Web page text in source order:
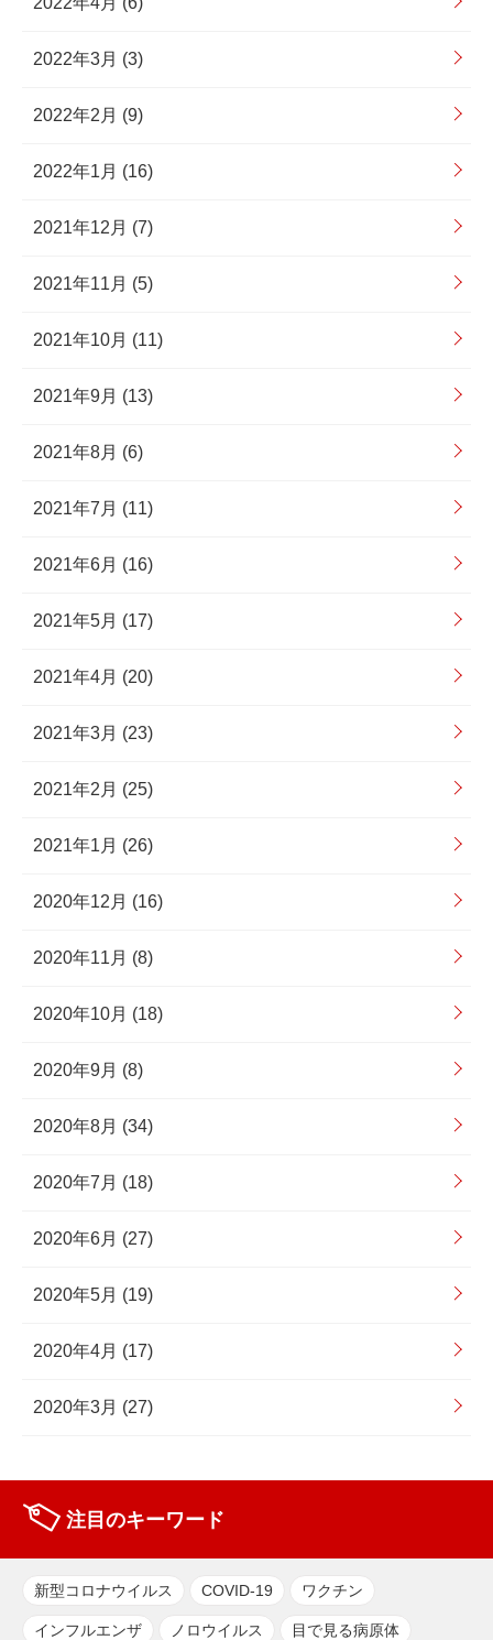
2022年3月 (3)
2022年2月 (9)
2022年1月 (16)
2021年12月 (7)
2021年11月 (5)
2021年10月 (11)
2021年9月 (13)
2021年8月 (6)
2021年7月 (11)
2021年6月 (16)
2021年5月 (17)
2021年4月 (20)
2021年3月 (23)
2021年2月 (25)
2021年1月 (26)
2020年12月 (16)
2020年11月 (8)
2020年10月 (18)
2020年9月 (8)
2020年8月 (34)
2020年7月 (18)
2020年6月 (27)
2020年5月 (19)
2020年4月 (17)
2020年3月 (27)
注目のキーワード
新型コロナウイルス COVID-19 ワクチン
インフルエンザ ノロウイルス 目で見る病原体